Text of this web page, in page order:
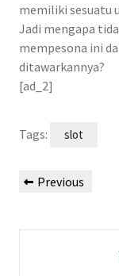
memiliki sesuatu
Jadi mengapa
mempesona ini
ditawarkannya?
[ad_2]
Tags: slot
Post
Previous
Previous